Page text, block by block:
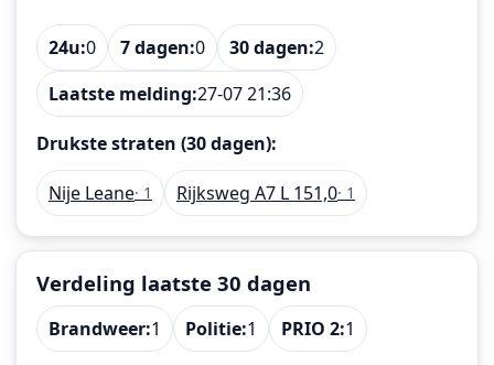
24u:0 7 dagen:0 30 dagen:2
Laatste melding:27-07 21:36
Drukste straten (30 dagen):
Nije Leane· 1 Rijksweg A7 L 151,0· 1
Verdeling laatste 30 dagen
Brandweer:1 Politie:1 PRIO 2:1